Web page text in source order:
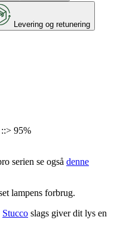
Levering og retunering
95%
serien se også denne
lampens forbrug.
Stucco slags giver dit lys en